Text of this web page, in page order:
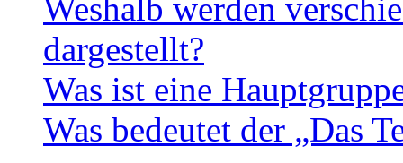
Weshalb werden
dargestellt?
Was ist eine
Was bedeutet der „Das